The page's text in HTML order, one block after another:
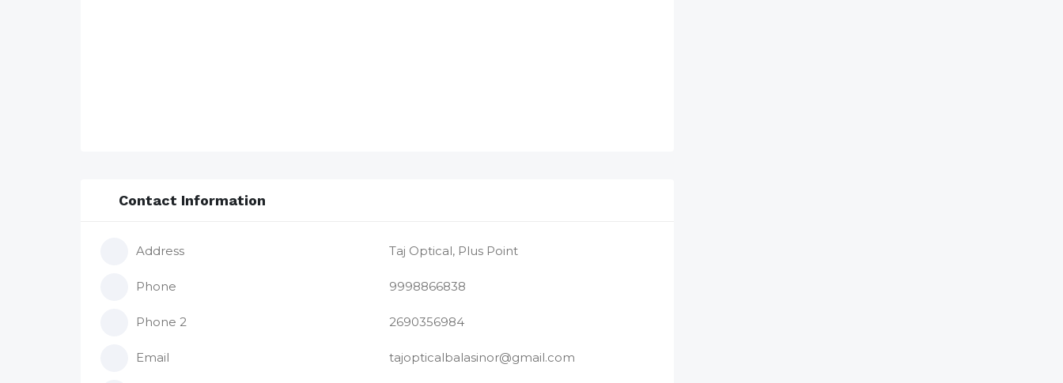
Contact Information
Address Taj Optical, Plus Point
Phone 9998866838
Phone 2 2690356984
Email tajopticalbalasinor@gmail.com